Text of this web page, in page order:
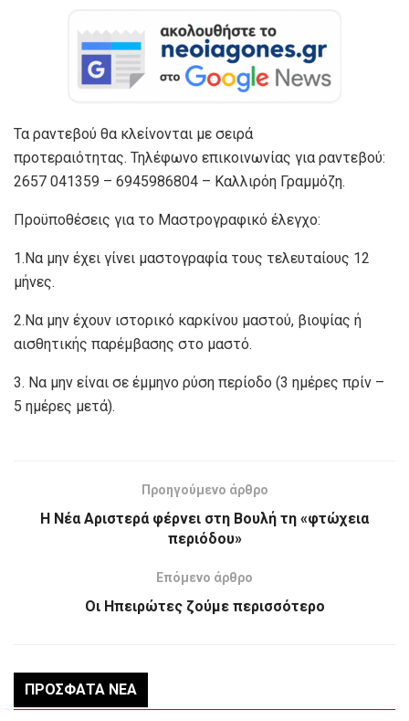
Τα ραντεβού θα κλείνονται με σειρά
προτεραιότητας. Τηλέφωνο επικοινωνίας για ραντεβού:
2657 041359 – 6945986804 – Καλλιρόη Γραμμόζη.
Προϋποθέσεις για το Μαστρογραφικό έλεγχο:
1.Να μην έχει γίνει μαστογραφία τους τελευταίους 12
μήνες.
2.Να μην έχουν ιστορικό καρκίνου μαστού, βιοψίας ή
αισθητικής παρέμβασης στο μαστό.
3. Να μην είναι σε έμμηνο ρύση περίοδο (3 ημέρες πρίν –
5 ημέρες μετά).
Προηγούμενο άρθρο
Η Νέα Αριστερά φέρνει στη Βουλή τη «φτώχεια
περιόδου»
Επόμενο άρθρο
Οι Ηπειρώτες ζούμε περισσότερο
ΠΡΌΣΦΑΤΑ ΝΈΑ